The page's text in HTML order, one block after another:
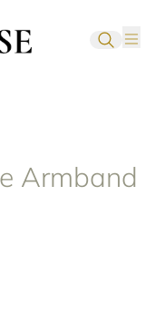
Armband